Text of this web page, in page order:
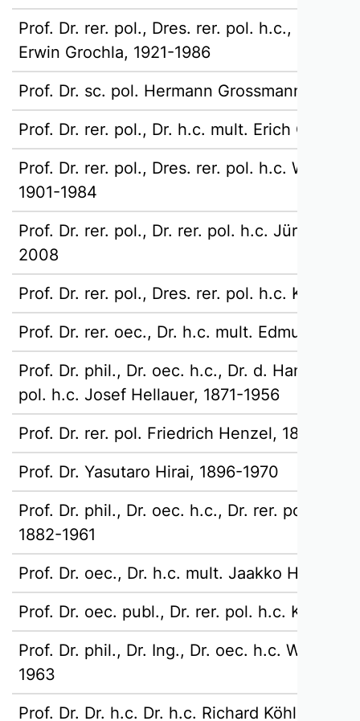
Prof. Dr. rer. pol., Dres. rer. pol. h.c., Dr. rer.
Erwin Grochla, 1921-1986
Prof. Dr. sc. pol. Hermann Grossmann, 1872-
Prof. Dr. rer. pol., Dr. h.c. mult. Erich
Prof. Dr. rer. pol., Dres. rer. pol. h.c. Wilhelm
1901-1984
Prof. Dr. rer. pol., Dr. rer. pol. h.c. Jürgen
2008
Prof. Dr. rer. pol., Dres. rer. pol. h.c. Karl
Prof. Dr. rer. oec., Dr. h.c. mult. Edmund
Prof. Dr. phil., Dr. oec. h.c., Dr. d.
pol. h.c. Josef Hellauer, 1871-1956
Prof. Dr. rer. pol. Friedrich Henzel, 1891-1984
Prof. Dr. Yasutaro Hirai, 1896-1970
Prof. Dr. phil., Dr. oec. h.c., Dr. rer. pol. h.c.
1882-1961
Prof. Dr. oec., Dr. h.c. mult. Jaakko Honko,
Prof. Dr. oec. publ., Dr. rer. pol. h.c. Karl
Prof. Dr. phil., Dr. Ing., Dr. oec. h.c.
1963
Prof. Dr. Dr. h.c. Dr. h.c. Richard Köhler,